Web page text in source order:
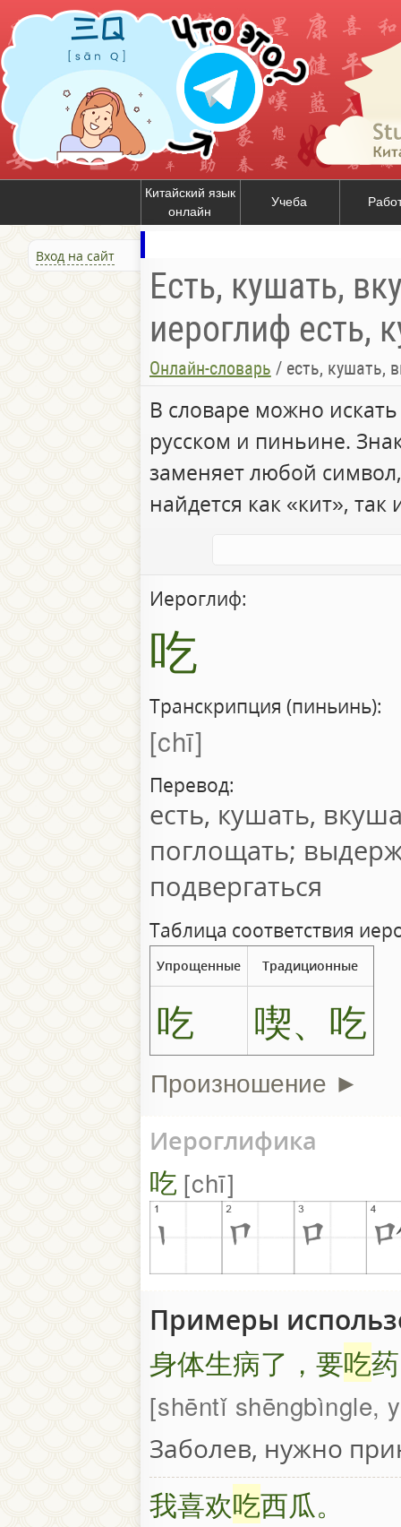
Китайский язык
онлайн
Учеба
Вход на сайт
Есть, кушать,
иероглиф есть,
Онлайн-словарь / есть, кушать,
В словаре можно
русском и пиньине.
заменяет любой
найдется как «кит», так
Иероглиф:
吃
Транскрипция (пиньинь):
chī
Перевод:
есть, кушать,
поглощать;
подвергаться
Таблица соответствия
Упрощенные Традиционные
吃 喫、吃
Произношение ►
Иероглифика
吃 chī
Примеры
身体生病了，要吃
shēntǐ shēngbìngle,
Заболев, нужно
我喜欢吃西瓜。